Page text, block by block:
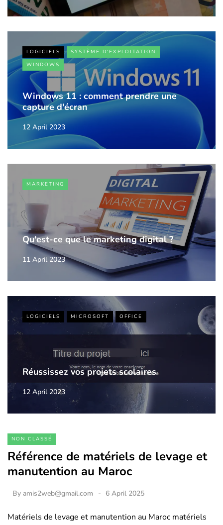
LOGICIELS
SYSTÈME D'EXPLOITATION
WINDOWS
Windows 11 : comment prendre une
capture d'écran
12 April 2023
MARKETING
Qu'est-ce que le marketing digital ?
11 April 2023
LOGICIELS MICROSOFT OFFICE
Réussissez vos projets scolaires
12 April 2023
NON CLASSÉ
Référence de matériels de levage et
manutention au Maroc
By amis2web@gmail.com 6 April 2025
Matériels de levage et manutention au Maroc matériels